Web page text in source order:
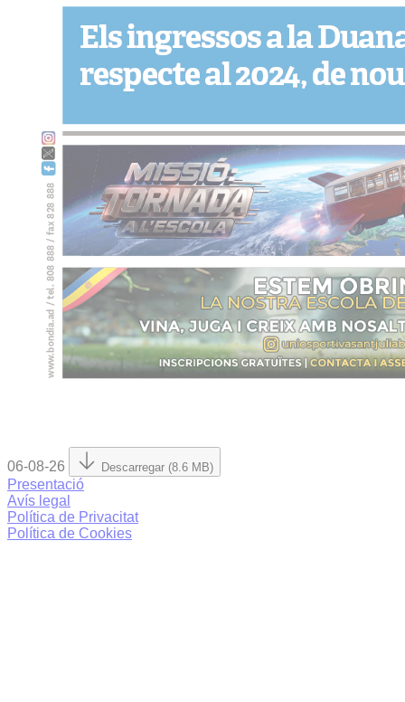
06-08-26 Descarregar (8.6 MB)
Presentació
Avís legal
Política de Privacitat
Política de Cookies